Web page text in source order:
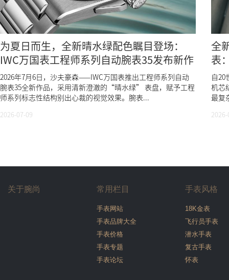
为夏日而生，全新晴水绿配色瞩目登场：
IWC万国表工程师系列自动腕表35发布新作
2026年7月6日，沙夫豪森——IWC万国表推出工程师系列自动
腕表35全新作品，采用清新澄澈的“晴水绿” 表盘，赋予工程
师系列标志性结构别出心裁的视觉效果。腕表...
2026-07-09
全
表
自20
机芯
最复
关于腕尚 常用栏目
手表网站
手表品牌大全
手表价格
手表专题
手表论坛
手表风格
18K金表
飞行员手表
潜水手表
复古手表
怀表